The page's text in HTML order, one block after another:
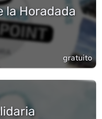
la Horadada
gratuito